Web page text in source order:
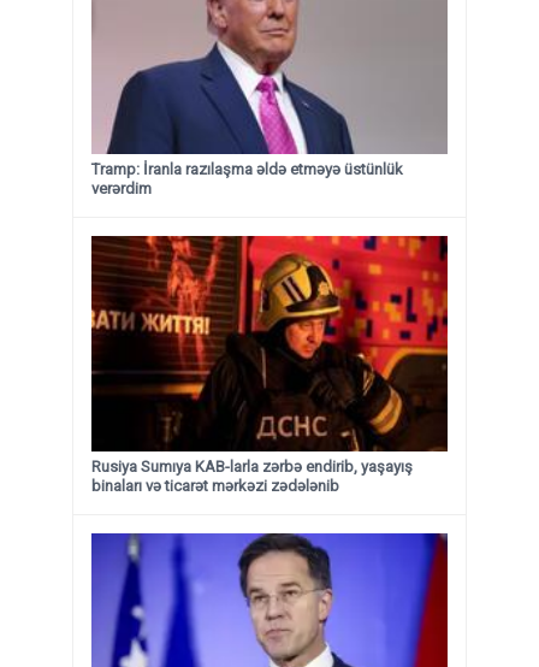
Tramp: İranla razılaşma əldə etməyə üstünlük
verərdim
Rusiya Sumıya KAB-larla zərbə endirib, yaşayış
binaları və ticarət mərkəzi zədələnib